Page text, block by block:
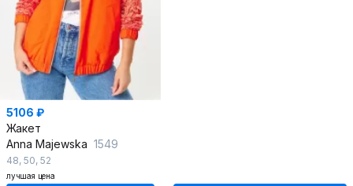
5106 ₽
Жакет
Anna Majewska 1549
48, 50, 52
лучшая цена